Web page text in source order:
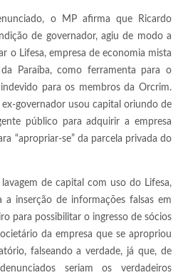
o MP afirma que Ricardo
de governador, agiu de modo a
o Lifesa, empresa de economia mista
Paraíba, como ferramenta para o
para os membros da Orcrim.
governador usou capital oriundo de
público para adquirir a empresa
“apropriar-se” da parcela privada do
de capital com uso do Lifesa,
inserção de informações falsas em
para possibilitar o ingresso de sócios
da empresa que se apropriou
falseando a verdade, já que, de
seriam os verdadeiros